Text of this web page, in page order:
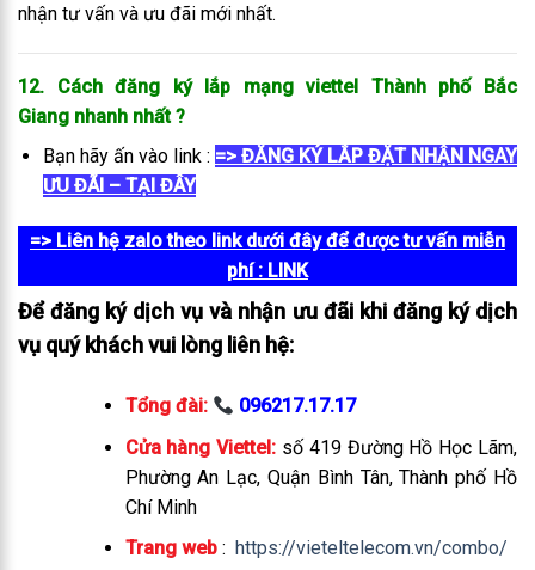
nhận tư vấn và ưu đãi mới nhất.
12. Cách đăng ký lắp mạng viettel Thành phố Bắc
Giang nhanh nhất?
Bạn hãy ấn vào link : => ĐĂNG KÝ LẮP ĐẶT NHẬN NGAY
ƯU ĐÃI – TẠI ĐÂY
=> Liên hệ zalo theo link dưới đây để được tư vấn miễn
phí: LINK
Để đăng ký dịch vụ và nhận ưu đãi khi đăng ký dịch
vụ quý khách vui lòng liên hệ:
Tổng đài:
096217.17.17
Cửa hàng Viettel: số 419 Đường Hồ Học Lãm,
Phường An Lạc, Quận Bình Tân, Thành phố Hồ
Chí Minh
Trang web: https://vieteltelecom.vn/combo/